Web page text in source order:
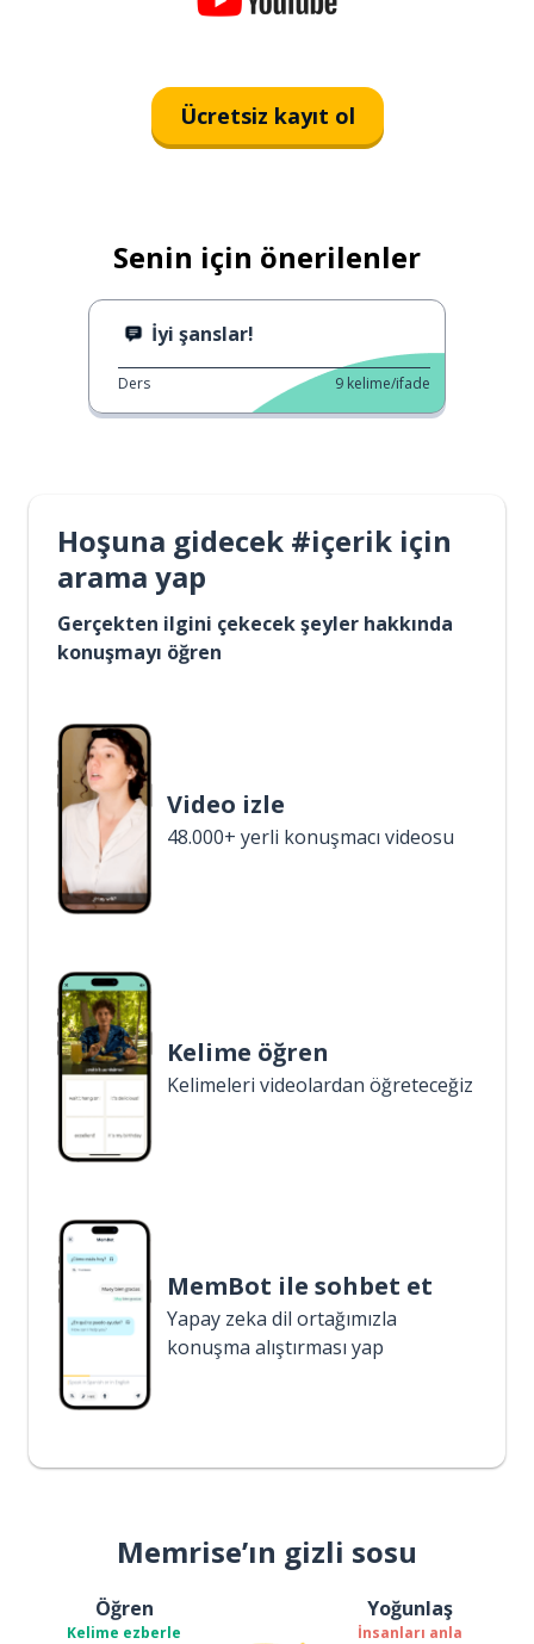
Ücretsiz kayıt ol
Senin için önerilenler
İyi şanslar!
Ders 9 kelime/ifade
Hoşuna gidecek #içerik için
arama yap
Gerçekten ilgini çekecek şeyler hakkında
konuşmayı öğren
Video izle
48.000+ yerli konuşmacı videosu
Kelime öğren
Kelimeleri videolardan öğreteceğiz
MemBot ile sohbet et
Yapay zeka dil ortağımızla
konuşma alıştırması yap
Memrise’ın gizli sosu
Öğren
Kelime ezberle
Yoğunlaş
İnsanları anla